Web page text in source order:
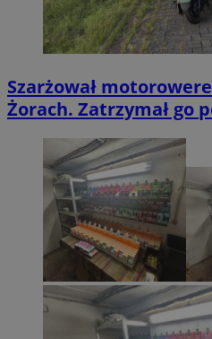
Szarżował
Żorach. Zatrzymał go